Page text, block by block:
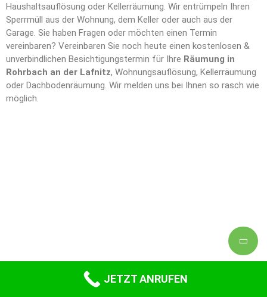
Haushaltsauflösung oder Kellerräumung. Wir entrümpeln Ihren
Sperrmüll aus der Wohnung, dem Keller oder auch aus der
Garage. Sie haben Fragen oder möchten einen Termin
vereinbaren? Vereinbaren Sie noch heute einen kostenlosen &
unverbindlichen Besichtigungstermin für Ihre Räumung in
Rohrbach an der Lafnitz, Wohnungsauflösung, Kellerräumung
oder Dachbodenräumung. Wir melden uns bei Ihnen so rasch wie
möglich.
JETZT ANRUFEN